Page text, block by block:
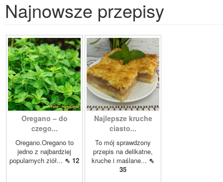
Najnowsze przepisy
Oregano – do
czego...
Oregano.Oregano to
jedno z najbardziej
popularnych ziół... ⇖ 12
Najlepsze kruche
ciasto...
To mój sprawdzony
przepis na delikatne,
kruche i maślane... ⇖
35